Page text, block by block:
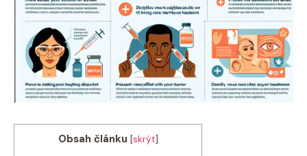
Obsah článku [skrýt]